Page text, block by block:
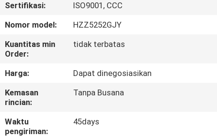
TUR
PABRIK
KONTROL
KUALITAS
HUBUNGI
KAMI
Sertifikasi:
ISO9001, CCC
Nomor model:
HZZ5252GJY
Kuantitas min
Order:
tidak terbatas
Harga:
Dapat dinegosiasikan
Kemasan
rincian:
Tanpa Busana
Waktu
pengiriman:
45days